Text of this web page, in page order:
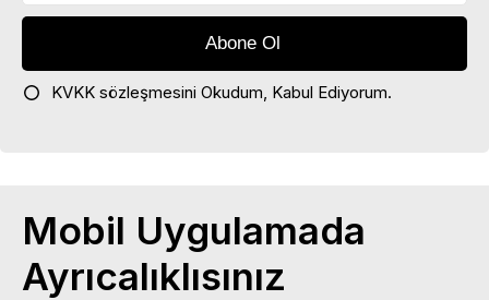
KVKK sözleşmesini Okudum, Kabul Ediyorum.
Mobil Uygulamada
Ayrıcalıklısınız